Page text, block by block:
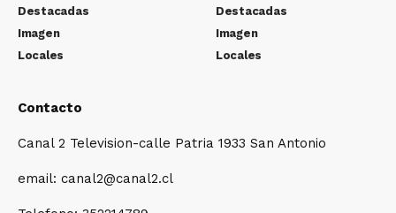
Destacadas
Imagen
Locales
Destacadas
Imagen
Locales
Contacto
Canal 2 Television-calle Patria 1933 San Antonio
email: canal2@canal2.cl